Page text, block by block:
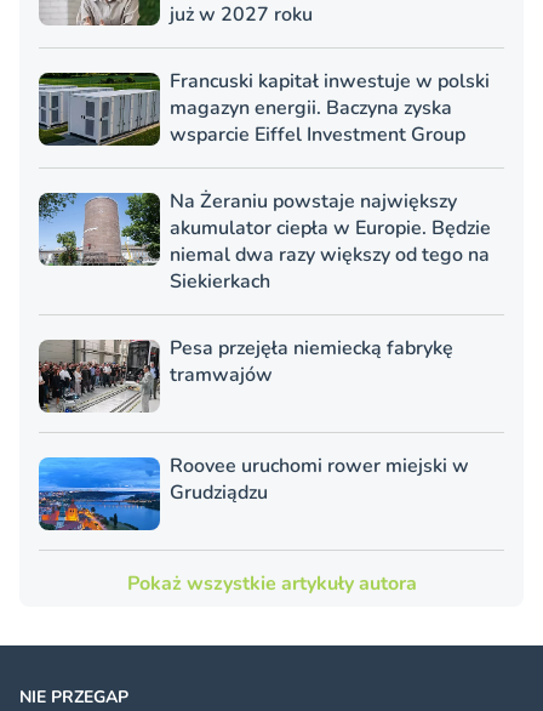
już w 2027 roku
Francuski kapitał inwestuje w polski
magazyn energii. Baczyna zyska
wsparcie Eiffel Investment Group
Na Żeraniu powstaje największy
akumulator ciepła w Europie. Będzie
niemal dwa razy większy od tego na
Siekierkach
Pesa przejęła niemiecką fabrykę
tramwajów
Roovee uruchomi rower miejski w
Grudziądzu
Pokaż wszystkie artykuły autora
NIE PRZEGAP